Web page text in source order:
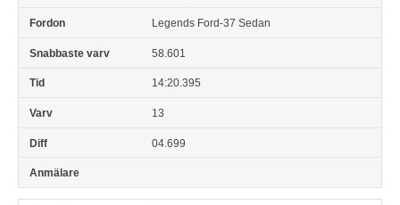
Legends Ford-37 Sedan
58.601
14:20.395
13
04.699